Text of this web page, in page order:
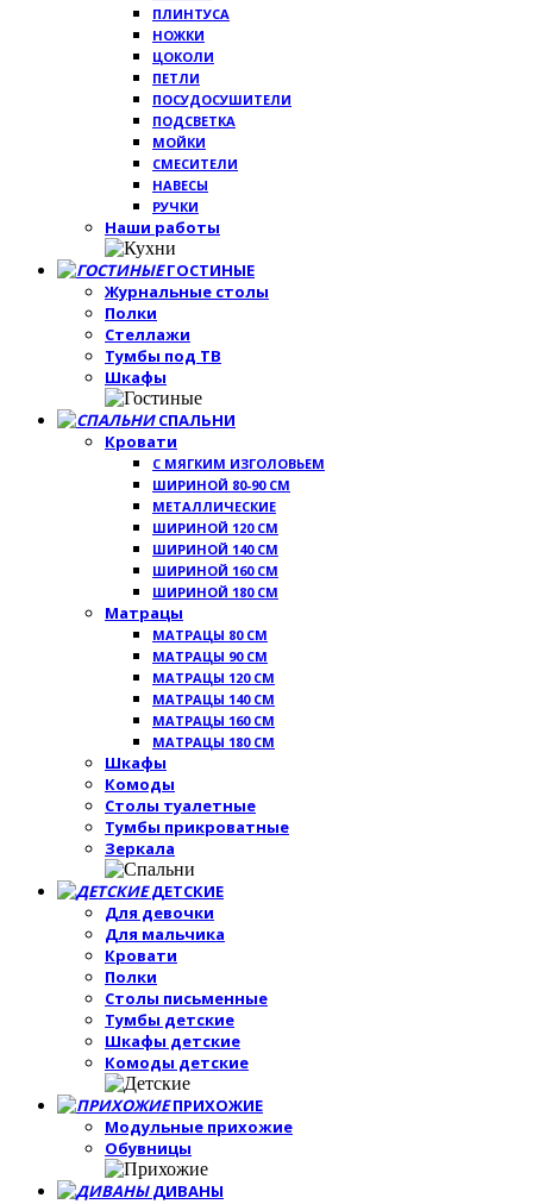
ПЛИНТУСА
НОЖКИ
ЦОКОЛИ
ПЕТЛИ
ПОСУДОСУШИТЕЛИ
ПОДСВЕТКА
МОЙКИ
СМЕСИТЕЛИ
НАВЕСЫ
РУЧКИ
Наши работы
ГОСТИНЫЕ
Журнальные столы
Полки
Стеллажи
Тумбы под ТВ
Шкафы
СПАЛЬНИ
Кровати
С МЯГКИМ ИЗГОЛОВЬЕМ
ШИРИНОЙ 80-90 СМ
МЕТАЛЛИЧЕСКИЕ
ШИРИНОЙ 120 СМ
ШИРИНОЙ 140 СМ
ШИРИНОЙ 160 СМ
ШИРИНОЙ 180 СМ
Матрацы
МАТРАЦЫ 80 СМ
МАТРАЦЫ 90 СМ
МАТРАЦЫ 120 СМ
МАТРАЦЫ 140 СМ
МАТРАЦЫ 160 СМ
МАТРАЦЫ 180 СМ
Шкафы
Комоды
Столы туалетные
Тумбы прикроватные
Зеркала
ДЕТСКИЕ
Для девочки
Для мальчика
Кровати
Полки
Столы письменные
Тумбы детские
Шкафы детские
Комоды детские
ПРИХОЖИЕ
Модульные прихожие
Обувницы
ДИВАНЫ